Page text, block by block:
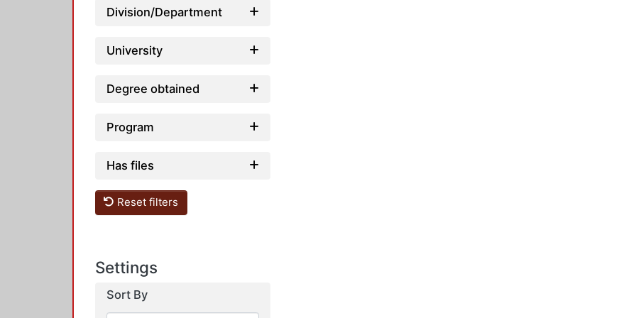
Division/Department
University
Degree obtained
Program
Has files
Reset filters
Settings
Sort By